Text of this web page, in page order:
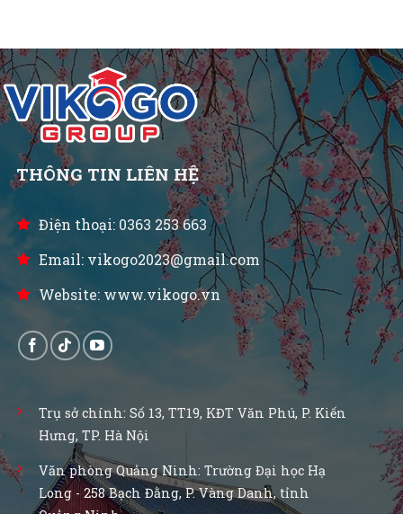
THÔNG TIN LIÊN HỆ
Điện thoại: 0363 253 663
Email: vikogo2023@gmail.com
Website: www.vikogo.vn
Trụ sở chính: Số 13, TT19, KĐT Văn Phú, P. Kiến
Hưng, TP. Hà Nội
Văn phòng Quảng Ninh: Trường Đại học Hạ
Long - 258 Bạch Đằng, P. Vàng Danh, tỉnh